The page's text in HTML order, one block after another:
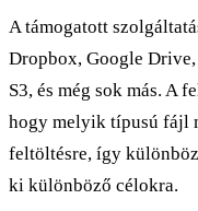
A támogatott
Dropbox, Google
S3, és még sok más. A
hogy melyik típusú fájl
feltöltésre, így
ki különböző célokra.